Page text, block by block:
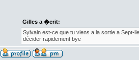
Gilles a �crit:
Sylvain est-ce que tu viens a la sortie a Sept-
décider rapidement bye